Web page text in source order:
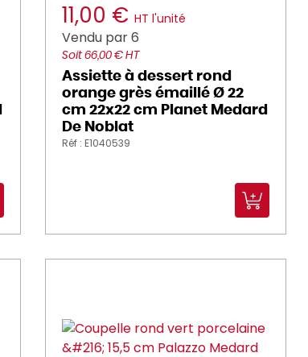
11,00 € HT l'unité
Vendu par 6
Soit 66,00 € HT
Assiette à dessert rond
orange grès émaillé Ø 22
cm 22x22 cm Planet Medard
De Noblat
Réf : E1040539